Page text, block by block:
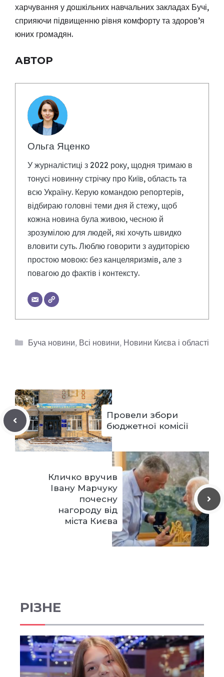
харчування у дошкільних навчальних закладах Бучі,
сприяючи підвищенню рівня комфорту та здоров’я
юних громадян.
АВТОР
Ольга Яценко
У журналістиці з 2022 року, щодня тримаю в
тонусі новинну стрічку про Київ, область та
всю Україну. Керую командою репортерів,
відбираю головні теми дня й стежу, щоб
кожна новина була живою, чесною й
зрозумілою для людей, які хочуть швидко
вловити суть. Люблю говорити з аудиторією
простою мовою: без канцеляризмів, але з
повагою до фактів і контексту.
Категорії
Буча новини, Всі новини, Новини Києва і області
Провели збори
бюджетної комісії
Кличко вручив
Івану Марчуку
почесну
нагороду від
міста Києва
РІЗНЕ